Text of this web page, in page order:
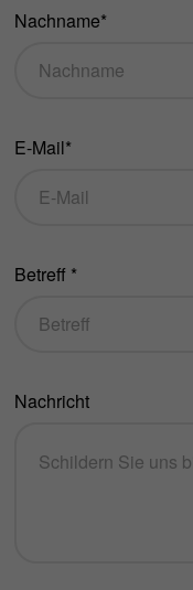
Nachname*
E-Mail*
Betreff *
Nachricht